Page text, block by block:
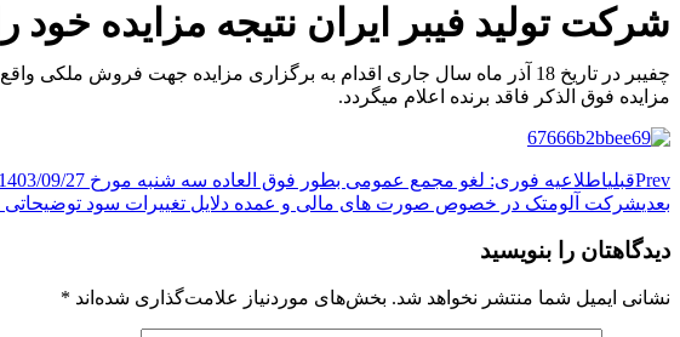
شرکت تولید فیبر ایران نتیجه مزایده خود
چفیبر در تاریخ 18 آذر ماه سال جاری اقدام به برگزاری مزایده جهت
مزایده فوق الذکر فاقد برنده اعلام میگردد.
Prevقبلیاطلاعیه فوری: لغو مجمع عمومی بطور فوق العاده سه شنبه مورخ 1403/09/27
بعدیشرکت آلومتک در خصوص صورت های مالی و عمده دلایل تغییرات سود توضیحاتی
دیدگاهتان را بنویسید
نشانی ایمیل شما منتشر نخواهد شد. بخش‌های موردنیاز علامت‌گذاری شده‌اند *